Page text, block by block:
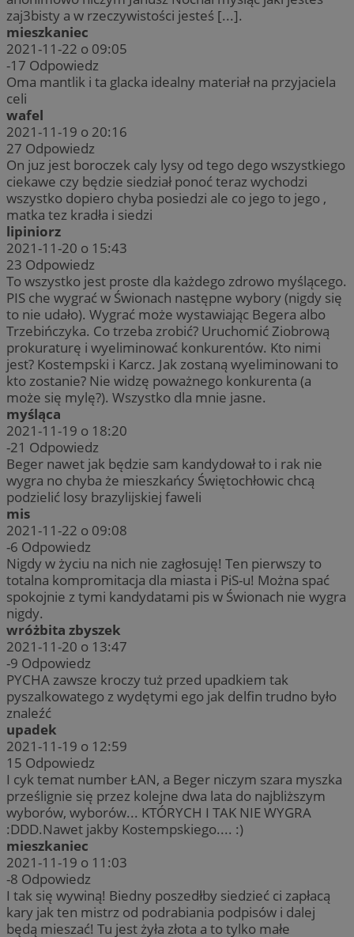
zaj3bisty a w rzeczywistości jesteś [...].
mieszkaniec
2021-11-22 o 09:05
-17 Odpowiedz
Oma mantlik i ta glacka idealny materiał na przyjaciela
celi
wafel
2021-11-19 o 20:16
27 Odpowiedz
On juz jest boroczek caly lysy od tego dego wszystkiego
ciekawe czy będzie siedział ponoć teraz wychodzi
wszystko dopiero chyba posiedzi ale co jego to jego ,
matka tez kradła i siedzi
lipiniorz
2021-11-20 o 15:43
23 Odpowiedz
To wszystko jest proste dla każdego zdrowo myślącego.
PIS che wygrać w Świonach następne wybory (nigdy się
to nie udało). Wygrać może wystawiając Begera albo
Trzebińczyka. Co trzeba zrobić? Uruchomić Ziobrową
prokuraturę i wyeliminować konkurentów. Kto nimi
jest? Kostempski i Karcz. Jak zostaną wyeliminowani to
kto zostanie? Nie widzę poważnego konkurenta (a
może się mylę?). Wszystko dla mnie jasne.
myśląca
2021-11-19 o 18:20
-21 Odpowiedz
Beger nawet jak będzie sam kandydował to i rak nie
wygra no chyba że mieszkańcy Świętochłowic chcą
podzielić losy brazylijskiej faweli
mis
2021-11-22 o 09:08
-6 Odpowiedz
Nigdy w życiu na nich nie zagłosuję! Ten pierwszy to
totalna kompromitacja dla miasta i PiS-u! Można spać
spokojnie z tymi kandydatami pis w Świonach nie wygra
nigdy.
wróżbita zbyszek
2021-11-20 o 13:47
-9 Odpowiedz
PYCHA zawsze kroczy tuż przed upadkiem tak
pyszalkowatego z wydętymi ego jak delfin trudno było
znaleźć
upadek
2021-11-19 o 12:59
15 Odpowiedz
I cyk temat number ŁAN, a Beger niczym szara myszka
prześlignie się przez kolejne dwa lata do najbliższym
wyborów, wyborów... KTÓRYCH I TAK NIE WYGRA
:DDD.Nawet jakby Kostempskiego.... :)
mieszkaniec
2021-11-19 o 11:03
-8 Odpowiedz
I tak się wywiną! Biedny poszedłby siedzieć ci zapłacą
kary jak ten mistrz od podrabiania podpisów i dalej
będą mieszać! Tu jest żyła złota a to tylko małe